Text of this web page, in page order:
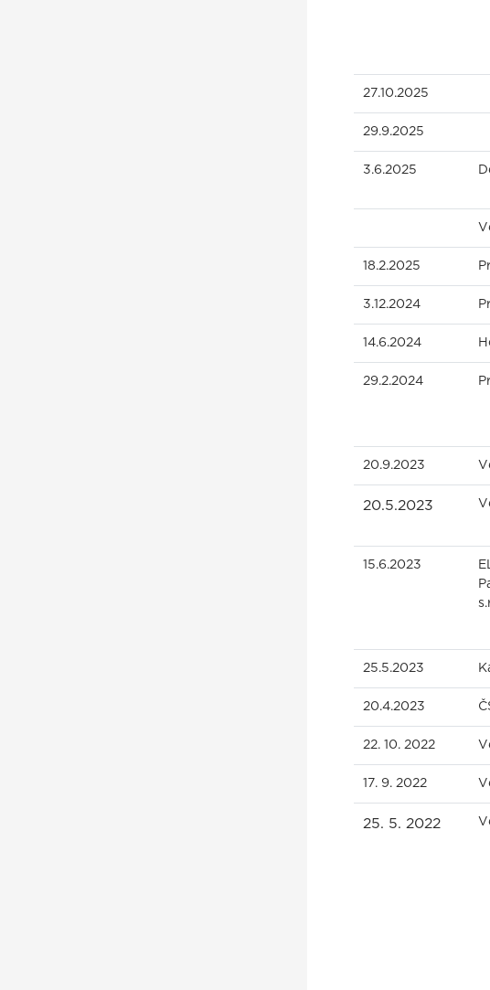
27.10.2025
29.9.2025
3.6.2025
18.2.2025
3.12.2024
14.6.2024
29.2.2024
20.9.2023
20.5.2023
15.6.2023
25.5.2023
20.4.2023
22. 10. 2022
17. 9. 2022
25. 5. 2022